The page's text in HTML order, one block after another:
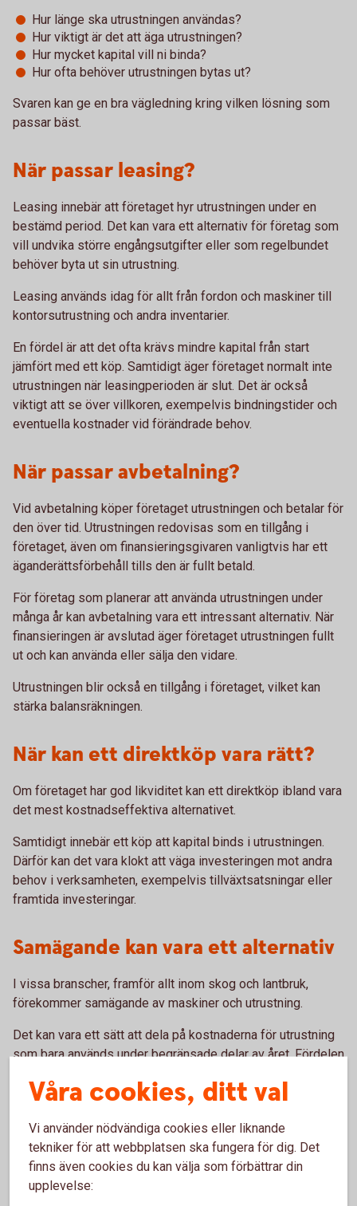
Hur länge ska utrustningen användas?
Hur viktigt är det att äga utrustningen?
Hur mycket kapital vill ni binda?
Hur ofta behöver utrustningen bytas ut?
Svaren kan ge en bra vägledning kring vilken lösning som
passar bäst.
När passar leasing?
Leasing innebär att företaget hyr utrustningen under en
bestämd period. Det kan vara ett alternativ för företag som
vill undvika större engångsutgifter eller som regelbundet
behöver byta ut sin utrustning.
Leasing används idag för allt från fordon och maskiner till
kontorsutrustning och andra inventarier.
En fördel är att det ofta krävs mindre kapital från start
jämfört med ett köp. Samtidigt äger företaget normalt inte
utrustningen när leasingperioden är slut. Det är också
viktigt att se över villkoren, exempelvis bindningstider och
eventuella kostnader vid förändrade behov.
När passar avbetalning?
Vid avbetalning köper företaget utrustningen och betalar för
den över tid. Utrustningen redovisas som en tillgång i
företaget, även om finansieringsgivaren vanligtvis har ett
äganderättsförbehåll tills den är fullt betald.
För företag som planerar att använda utrustningen under
många år kan avbetalning vara ett intressant alternativ. När
finansieringen är avslutad äger företaget utrustningen fullt
ut och kan använda eller sälja den vidare.
Utrustningen blir också en tillgång i företaget, vilket kan
stärka balansräkningen.
När kan ett direktköp vara rätt?
Om företaget har god likviditet kan ett direktköp ibland vara
det mest kostnadseffektiva alternativet.
Samtidigt innebär ett köp att kapital binds i utrustningen.
Därför kan det vara klokt att väga investeringen mot andra
behov i verksamheten, exempelvis tillväxtsatsningar eller
framtida investeringar.
Samägande kan vara ett alternativ
I vissa branscher, framför allt inom skog och lantbruk,
förekommer samägande av maskiner och utrustning.
Det kan vara ett sätt att dela på kostnaderna för utrustning
som bara används under begränsade delar av året. Fördelen
kan delas mellan flera verksamheter. Samtidigt kräver
utrustningen ska användas.
Det finns inget alternativ som
Våra cookies, ditt val
Vi använder nödvändiga cookies eller liknande
tekniker för att webbplatsen ska fungera för dig. Det
finns även cookies du kan välja som förbättrar din
upplevelse: